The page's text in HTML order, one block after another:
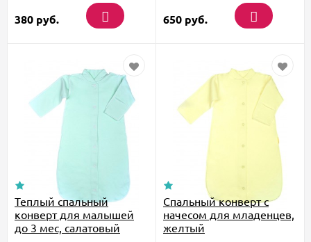
380 руб. 650 руб.
Теплый спальный
конверт для малышей
до 3 мес, салатовый
Спальный конверт с
начесом для младенцев,
желтый